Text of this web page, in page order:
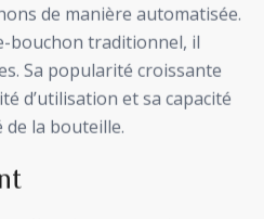
de manière automatisée.
bouchon traditionnel, il
Sa popularité croissante
d’utilisation et sa capacité
de la bouteille.